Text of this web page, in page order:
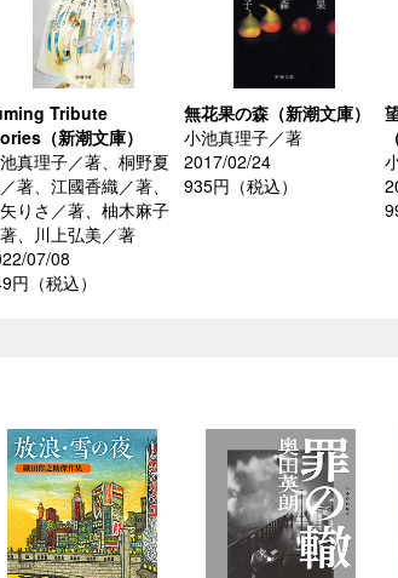
Tribute
（新潮文庫）
真理子／著、桐野夏
著、江國香織／著、
りさ／著、柚木麻子
、川上弘美／著
07/08
円（税込）
無花果の森（新潮文庫）
小池真理子／著
2017/02/24
935円（税込）